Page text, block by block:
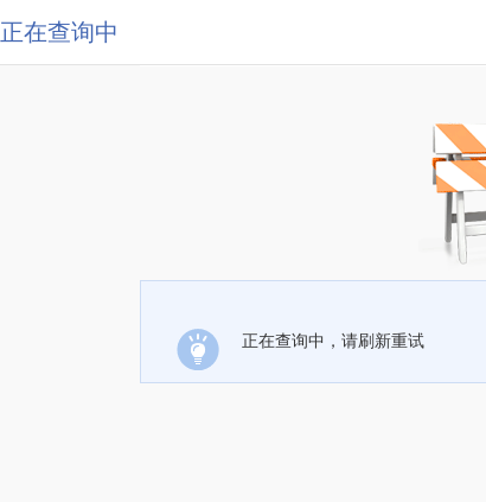
正在查询中
正在查询中，请刷新重试